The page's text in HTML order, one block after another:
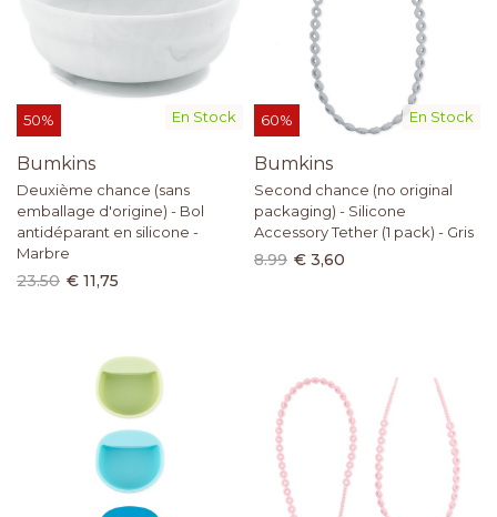
En Stock
50%
Bumkins
Deuxième chance (sans
emballage d'origine) - Bol
antidéparant en silicone -
Marbre
23.50 € 11,75
En Stock
60%
Bumkins
Second chance (no original
packaging) - Silicone
Accessory Tether (1 pack) - Gris
8.99 € 3,60